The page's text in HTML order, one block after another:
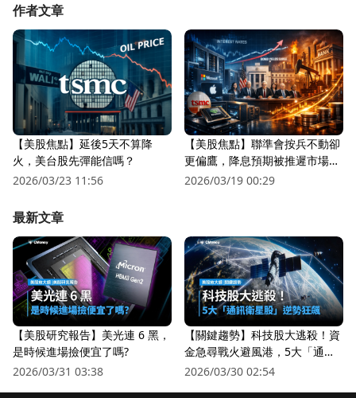
作者文章
【美股焦點】延後5天不算降
火，美台股先彈能信嗎？
2026/03/23 11:56
【美股焦點】聯準會按兵不動卻
更偏鷹，降息預期被推遲市場越
來越怕？
2026/03/19 00:29
最新文章
【美股研究報告】美光連 6 黑，
是時候進場撿便宜了嗎?
2026/03/31 03:38
【關鍵趨勢】科技股大逃殺！資
金急尋戰火避風港，5大「通訊
衛星股」逆勢狂飆
2026/03/30 02:54